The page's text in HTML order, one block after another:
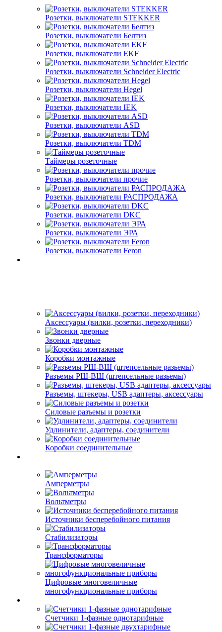
Розетки, выключатели STEKKER
Розетки, выключатели Белтиз
Розетки, выключатели EKF
Розетки, выключатели Schneider Electric
Розетки, выключатели Hegel
Розетки, выключатели IEK
Розетки, выключатели ASD
Розетки, выключатели TDM
Таймеры розеточные
Розетки, выключатели прочие
Розетки, выключатели РАСПРОДАЖА
Розетки, выключатели DKC
Розетки, выключатели ЭРА
Розетки, выключатели Feron
Аксессуары (вилки, розетки, переходники)
Звонки дверные
Коробки монтажные
Разъемы РШ-ВШ (штепсельные разьемы)
Разъемы, штекеры, USB адаптеры, аксессуары
Силовые разъемы и розетки
Удлинители, адаптеры, соединители
Коробки соединительные
Амперметры
Вольтметры
Источники бесперебойного питания
Стабилизаторы
Трансформаторы
Цифровые многовеличные
многофункциональные приборы
Счетчики 1-фазные однотарифные